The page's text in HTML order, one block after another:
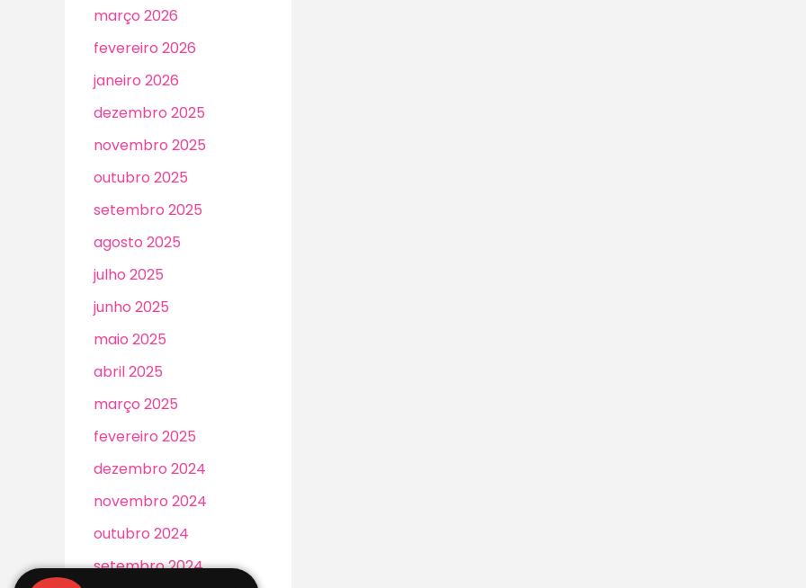
março 2026
fevereiro 2026
janeiro 2026
dezembro 2025
novembro 2025
outubro 2025
setembro 2025
agosto 2025
julho 2025
junho 2025
maio 2025
abril 2025
março 2025
fevereiro 2025
dezembro 2024
novembro 2024
outubro 2024
setembro 2024